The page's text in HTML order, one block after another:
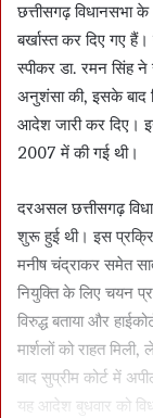
छत्तीसगढ़ विधानसभा
बर्खास्त कर दिए गए
स्पीकर डा. रमन सिंह
अनुशंसा की, इसके बाद
आदेश जारी कर दिए।
2007 में की गई थी।
दरअसल छत्तीसगढ़
शुरू हुई थी। इस
मनीष चंद्राकर समेत
नियुक्ति के लिए चयन
विरुद्ध बताया और
मार्शलों को राहत
बाद सुप्रीम कोर्ट में
यह आदेश बुधवार को